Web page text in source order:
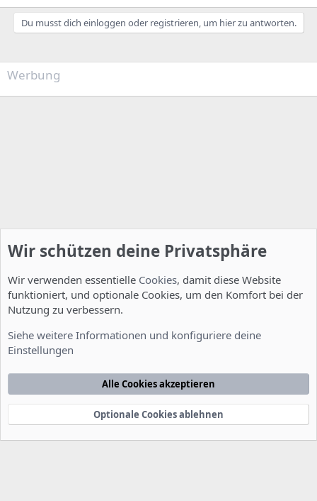
Du musst dich einloggen oder registrieren, um hier zu antworten.
Werbung
Nutzungsbedingungen Datenschutzerklärung
Startseite
e
Community platform by XenForo® © 2010-2022 XenForo Ltd.
xenDach©2010-2014
Wir schützen deine Privatsphäre
Wir verwenden essentielle Cookies, damit diese Website
funktioniert, und optionale Cookies, um den Komfort bei der
Nutzung zu verbessern.
Siehe weitere Informationen und konfiguriere deine
Einstellungen
Alle Cookies akzeptieren
Optionale Cookies ablehnen